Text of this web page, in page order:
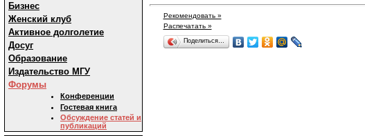
Бизнес
Женский клуб
Активное долголетие
Досуг
Образование
Издательство МГУ
Форумы
Конференции
Гостевая книга
Обсуждение статей и
публикаций
Рекомендовать »
Распечатать »
Поделиться…